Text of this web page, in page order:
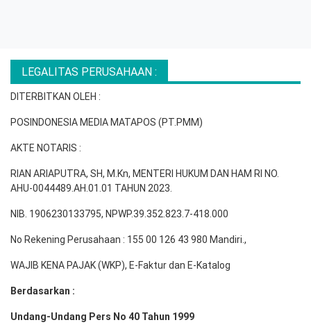
LEGALITAS PERUSAHAAN :
DITERBITKAN OLEH :
POSINDONESIA MEDIA MATAPOS (PT.PMM)
AKTE NOTARIS :
RIAN ARIAPUTRA, SH, M.Kn, MENTERI HUKUM DAN HAM RI NO.
AHU-0044489.AH.01.01 TAHUN 2023.
NIB. 1906230133795, NPWP.39.352.823.7-418.000
No Rekening Perusahaan : 155 00 126 43 980 Mandiri.,
WAJIB KENA PAJAK (WKP), E-Faktur dan E-Katalog
Berdasarkan :
Undang-Undang Pers No 40 Tahun 1999